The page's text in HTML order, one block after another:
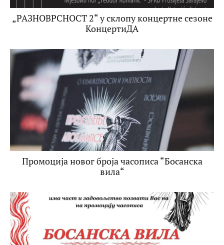
„РАЗНОВРСНОСТ 2“ у склопу концертне сезоне
КонцертиДА
Промоција новог броја часописа “Босанска
вила“